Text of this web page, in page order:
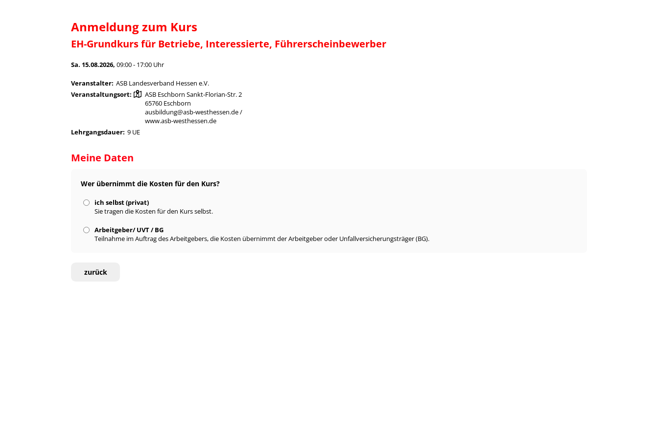
Anmeldung zum Kurs
EH-Grundkurs für Betriebe, Interessierte, Führerscheinbewerber
Sa. 15.08.2026,09:00 - 17:00 Uhr
Veranstalter: ASB Landesverband Hessen e.V.
Veranstaltungsort:
ASB Eschborn Sankt-Florian-Str. 2
65760 Eschborn
ausbildung@asb-westhessen.de /
www.asb-westhessen.de
Lehrgangsdauer: 9 UE
Meine Daten
Wer übernimmt die Kosten für den Kurs?
ich selbst (privat)
Sie tragen die Kosten für den Kurs selbst.
Arbeitgeber/ UVT / BG
Teilnahme im Auftrag des Arbeitgebers, die Kosten übernimmt der Arbeitgeber oder Unfallversicherungsträger (BG).
zurück